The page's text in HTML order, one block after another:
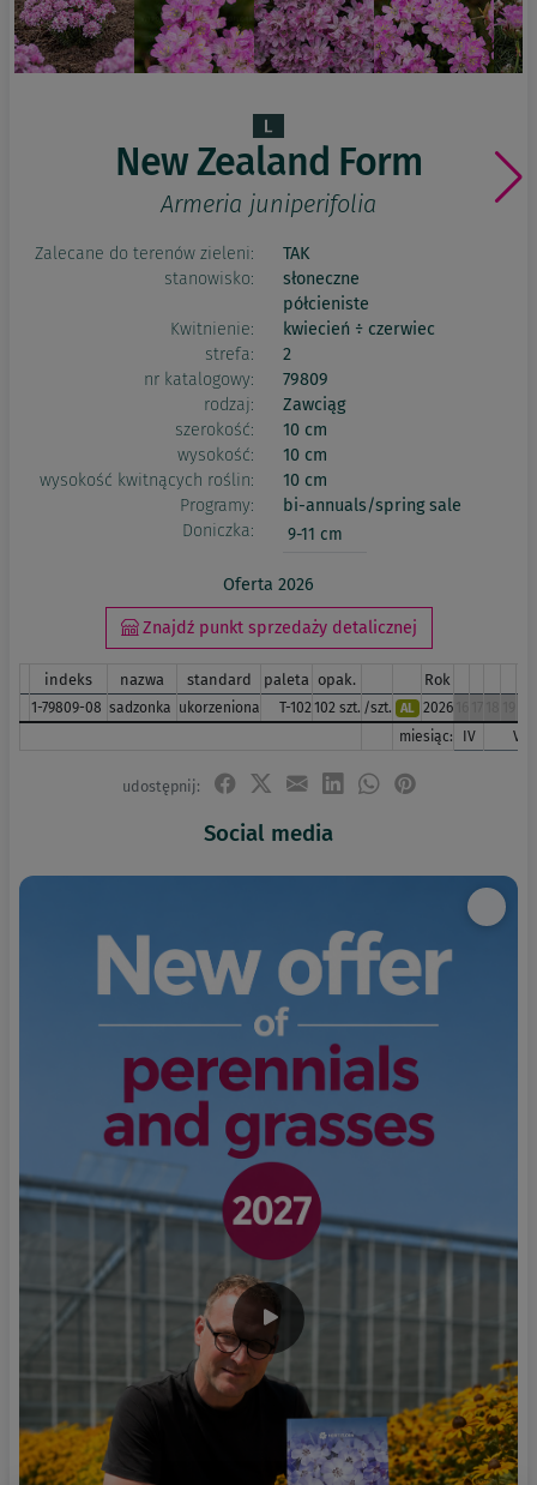
New Zealand Form
Armeria juniperifolia
Zalecane do terenów zieleni:
TAK
stanowisko:
słoneczne
półcieniste
Kwitnienie:
kwiecień ÷ czerwiec
strefa:
2
nr katalogowy:
79809
rodzaj:
Zawciąg
szerokość:
10 cm
wysokość:
10 cm
wysokość kwitnących roślin:
10 cm
Programy:
bi-annuals/spring sale
Doniczka:
9-11 cm
Oferta 2026
Znajdź punkt sprzedaży detalicznej
indeks nazwa standard paleta opak. Rok
1-79809-08 sadzonka ukorzeniona T-102 102 szt. /szt. AL 2026
miesiąc:
IV V
udostępnij:
Social media